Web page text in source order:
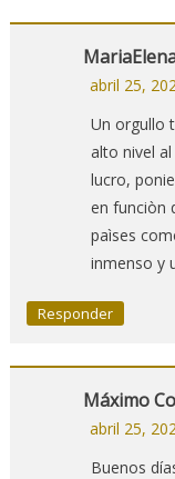
abril 25,
Un orgullo
alto nivel
lucro,
en funciòn
paìses
inmenso y
Responder
Máximo
abril 25,
Buenos